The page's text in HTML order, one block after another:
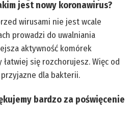
jest nowy koronawirus?
wirusami nie jest wcale
prowadzi do uwalniania
aktywność komórek
się rozchorujesz. Więc od
dla bakterii.
bardzo za poświęcenie